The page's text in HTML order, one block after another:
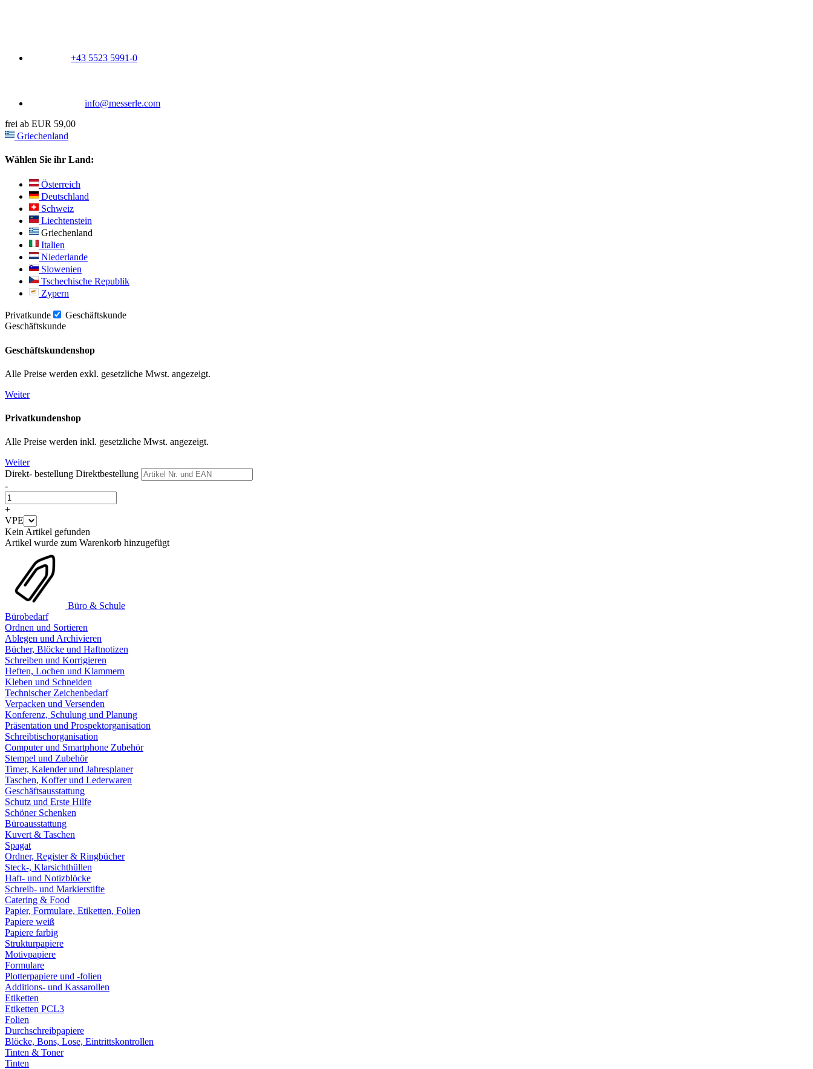
+43 5523 5991-0
info@messerle.com
frei ab EUR 59,00
Griechenland
Wählen Sie ihr Land:
Österreich
Deutschland
Schweiz
Liechtenstein
Griechenland
Italien
Niederlande
Slowenien
Tschechische Republik
Zypern
Privatkunde
Geschäftskunde
Geschäftskunde
Geschäftskundenshop
Alle Preise werden exkl. gesetzliche Mwst. angezeigt.
Weiter
Privatkundenshop
Alle Preise werden inkl. gesetzliche Mwst. angezeigt.
Weiter
Direkt- bestellung Direktbestellung
-
+
VPE
Kein Artikel gefunden
Artikel wurde zum Warenkorb hinzugefügt
Büro & Schule
Bürobedarf
Ordnen und Sortieren
Ablegen und Archivieren
Bücher, Blöcke und Haftnotizen
Schreiben und Korrigieren
Heften, Lochen und Klammern
Kleben und Schneiden
Technischer Zeichenbedarf
Verpacken und Versenden
Konferenz, Schulung und Planung
Präsentation und Prospektorganisation
Schreibtischorganisation
Computer und Smartphone Zubehör
Stempel und Zubehör
Timer, Kalender und Jahresplaner
Taschen, Koffer und Lederwaren
Geschäftsausstattung
Schutz und Erste Hilfe
Schöner Schenken
Büroausstattung
Kuvert & Taschen
Spagat
Ordner, Register & Ringbücher
Steck-, Klarsichthüllen
Haft- und Notizblöcke
Schreib- und Markierstifte
Catering & Food
Papier, Formulare, Etiketten, Folien
Papiere weiß
Papiere farbig
Strukturpapiere
Motivpapiere
Formulare
Plotterpapiere und -folien
Additions- und Kassarollen
Etiketten
Etiketten PCL3
Folien
Durchschreibpapiere
Blöcke, Bons, Lose, Eintrittskontrollen
Tinten & Toner
Tinten